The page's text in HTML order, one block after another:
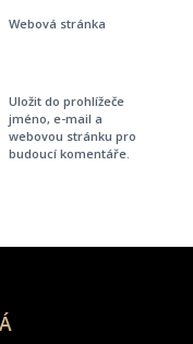
Webová stránka
Uložit do prohlížeče
jméno, e-mail a
webovou stránku pro
budoucí komentáře.